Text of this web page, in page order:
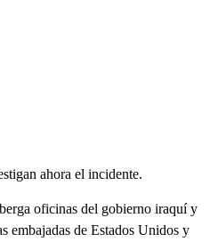
ahora el incidente.
oficinas del gobierno iraquí y
embajadas de Estados Unidos y